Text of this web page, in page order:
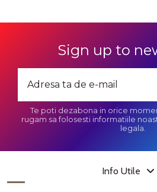
Sign up to
Te poti dezabona in orice
rugam sa folosesti informatiile
legala.
Info Utile